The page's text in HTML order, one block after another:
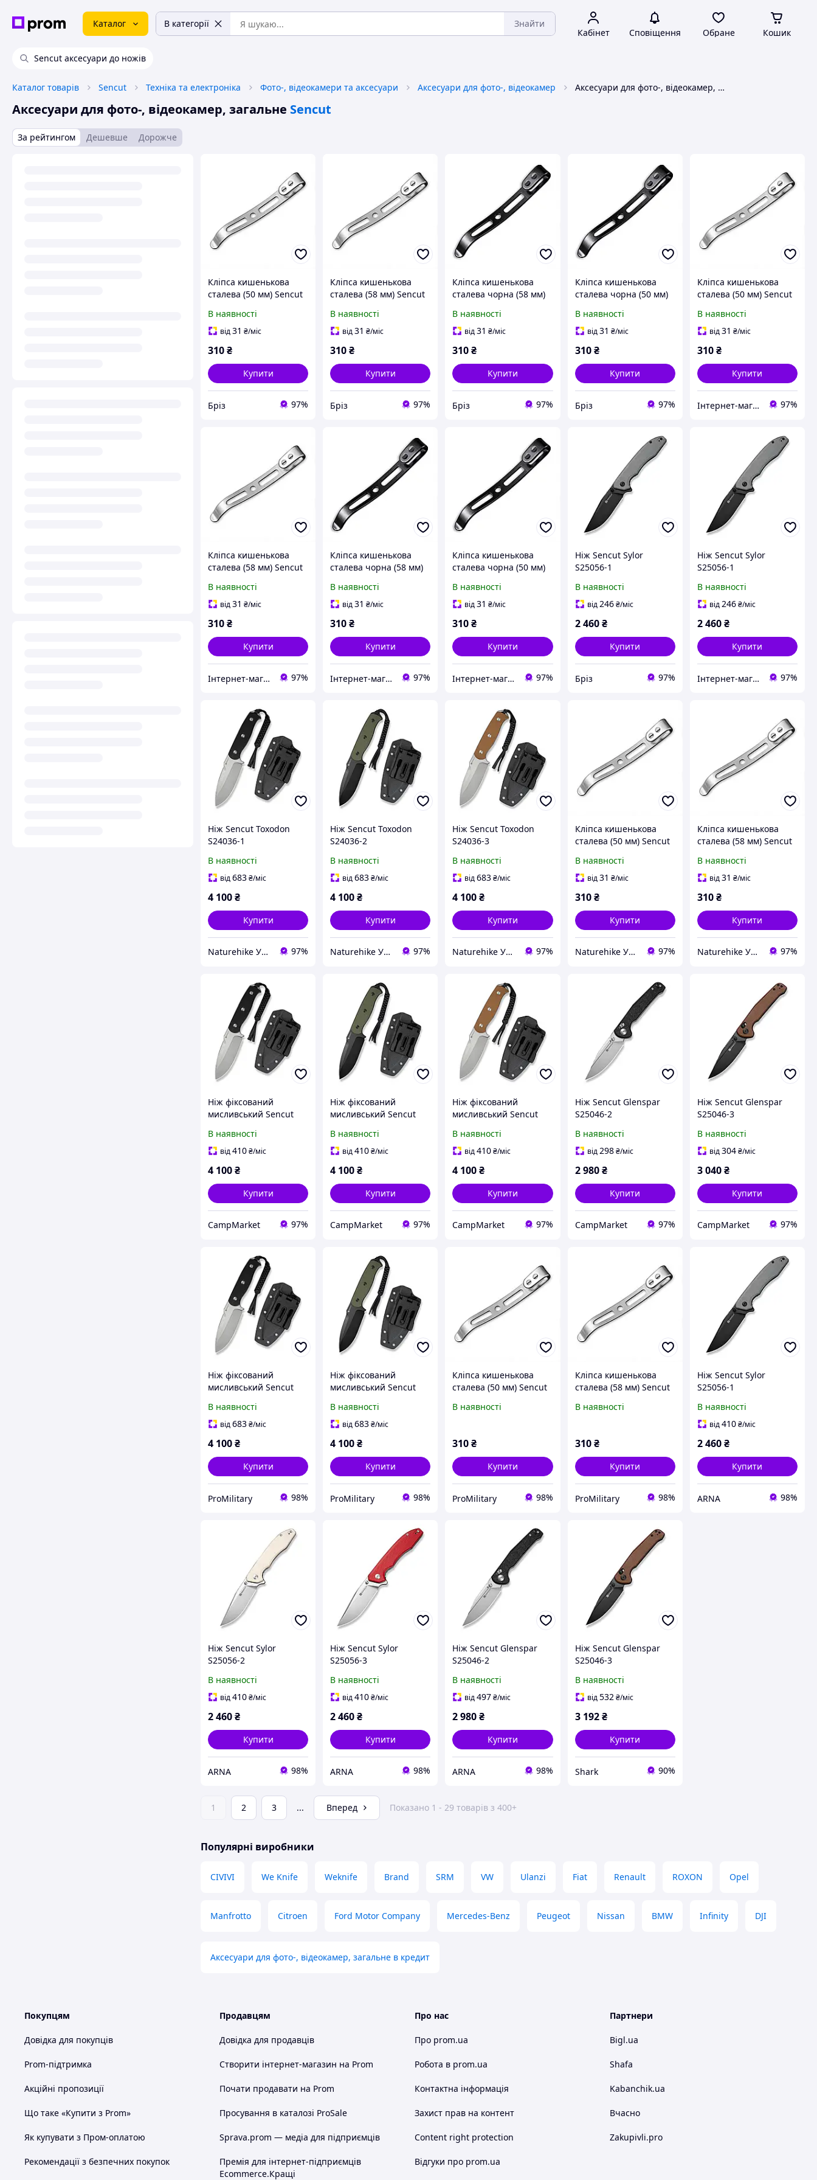
Каталог В категорії Знайти
Кабінет Сповіщення Обране Кошик
Sencut аксесуари до ножів
Каталог товарів Sencut Техніка та електроніка Фото-, відеокамери та аксесуари Аксесуари для фото-, відеокамер Аксесуари для фото-, відеокамер, загальне
Аксесуари для фото-, відеокамер, загальне Sencut
За рейтингом Дешевше Дорожче
Кліпса кишенькова
сталева (50 мм) Sencut
В наявності
від31 ₴/міс
310₴
Купити
Бріз 97%
Кліпса кишенькова
сталева (58 мм) Sencut
В наявності
від31 ₴/міс
310₴
Купити
Бріз 97%
Кліпса кишенькова
сталева чорна (58 мм)
SA15A
В наявності
від31 ₴/міс
310₴
Купити
Бріз 97%
Кліпса кишенькова
сталева чорна (50 мм)
SA14A
В наявності
від31 ₴/міс
310 ₴
Купити
Бріз 97%
Кліпса кишенькова
сталева (50 мм) Sencut
В наявності
від31 ₴/міс
310₴
Купити
Інтернет-магазин euro-imports.com.ua 97%
Кліпса кишенькова
сталева (58 мм) Sencut
В наявності
від31 ₴/міс
310₴
Купити
Інтернет-магазин euro-imports.com.ua 97%
Кліпса кишенькова
сталева чорна (58 мм)
SA15A
В наявності
від31 ₴/міс
310₴
Купити
Інтернет-магазин euro-imports.com.ua 97%
Кліпса кишенькова
сталева чорна (50 мм)
SA14A
В наявності
від31 ₴/міс
310₴
Купити
Інтернет-магазин euro-imports.com.ua 97%
Ніж Sencut Sylor
S25056-1
В наявності
від246 ₴/міс
2 460 ₴
Купити
Бріз 97%
Ніж Sencut Sylor
S25056-1
В наявності
від246₴/міс
2 460₴
Купити
Інтернет-магазин euro-imports.com.ua 97%
Ніж Sencut Toxodon
S24036-1
В наявності
від683₴/міс
4 100₴
Купити
Naturehike Україна 97%
Ніж Sencut Toxodon
S24036-2
В наявності
від683₴/міс
4 100₴
Купити
Naturehike Україна 97%
Ніж Sencut Toxodon
S24036-3
В наявності
від683₴/міс
4 100₴
Купити
Naturehike Україна 97%
Кліпса кишенькова
сталева (50 мм) Sencut
В наявності
від31 ₴/міс
310 ₴
Купити
Naturehike Україна 97%
Кліпса кишенькова
сталева (58 мм) Sencut
В наявності
від31 ₴/міс
310₴
Купити
Naturehike Україна 97%
Ніж фіксований
мисливський Sencut
9Cr18MoV / G10 чорний
В наявності
від410₴/міс
4 100₴
Купити
CampMarket 97%
Ніж фіксований
мисливський Sencut
9Cr18MoV / G10 темно-
зелений
В наявності
від410₴/міс
4 100₴
Купити
CampMarket 97%
Ніж фіксований
мисливський Sencut
9Cr18MoV / G10
коричневий
В наявності
від410₴/міс
4 100₴
Купити
CampMarket 97%
Ніж Sencut Glenspar
S25046-2
В наявності
від298 ₴/міс
2 980 ₴
Купити
CampMarket 97%
Ніж Sencut Glenspar
S25046-3
В наявності
від304₴/міс
3 040₴
Купити
CampMarket 97%
Ніж фіксований
мисливський Sencut
9Cr18MoV / G10 чорний
В наявності
від683₴/міс
4 100₴
Купити
ProMilitary 98%
Ніж фіксований
мисливський Sencut
9Cr18MoV / G10 темно-
зелений
В наявності
від683₴/міс
4 100₴
Купити
ProMilitary 98%
Кліпса кишенькова
сталева (50 мм) Sencut
В наявності
310₴
Купити
ProMilitary 98%
Кліпса кишенькова
сталева (58 мм) Sencut
В наявності
310 ₴
Купити
ProMilitary 98%
Ніж Sencut Sylor
S25056-1
В наявності
від410₴/міс
2 460₴
Купити
ARNA 98%
Ніж Sencut Sylor
S25056-2
В наявності
від410₴/міс
2 460₴
Купити
ARNA 98%
Ніж Sencut Sylor
S25056-3
В наявності
від410₴/міс
2 460₴
Купити
ARNA 98%
Ніж Sencut Glenspar
S25046-2
В наявності
від497₴/міс
2 980₴
Купити
ARNA 98%
Ніж Sencut Glenspar
S25046-3
В наявності
від532 ₴/міс
3 192 ₴
Купити
Shark 90%
1 2 3 ... Вперед Показано 1 - 29 товарів з 400+
Популярні виробники
CIVIVI We Knife Weknife Brand SRM VW Ulanzi Fiat Renault ROXON Opel
Manfrotto Citroen Ford Motor Company Mercedes-Benz Peugeot Nissan BMW Infinity DJI
Аксесуари для фото-, відеокамер, загальне в кредит
Покупцям
Довідка для покупців
Prom-підтримка
Акційні пропозиції
Що таке «Купити з Prom»
Як купувати з Пром-оплатою
Рекомендації з безпечних покупок
Продавцям
Довідка для продавців
Створити інтернет-магазин на Prom
Почати продавати на Prom
Просування в каталозі ProSale
Sprava.prom — медіа для підприємців
Премія для інтернет-підприємців
Ecommerce.Кращі
Про нас
Про prom.ua
Робота в prom.ua
Контактна інформація
Захист прав на контент
Content right protection
Відгуки про prom.ua
Партнери
Bigl.ua
Shafa
Kabanchik.ua
Вчасно
Zakupivli.pro